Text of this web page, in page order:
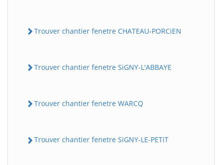
Trouver chantier fenetre CHATEAU-PORCiEN
Trouver chantier fenetre SiGNY-L'ABBAYE
Trouver chantier fenetre WARCQ
Trouver chantier fenetre SiGNY-LE-PETiT